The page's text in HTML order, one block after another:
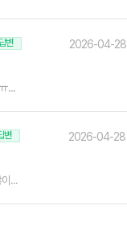
변
...
2026-04-28
변
...
2026-04-28